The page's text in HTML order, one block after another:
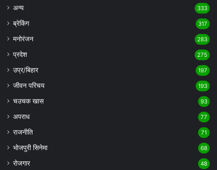
अन्य 333
ब्रेकिंग 317
मनोरंजन 283
प्रदेश 275
उप्र/बिहार 197
जीवन परिचय 193
चउचक खास 93
अपराध 77
राजनीति 71
भोजपुरी सिनेमा 68
रोजगार 48